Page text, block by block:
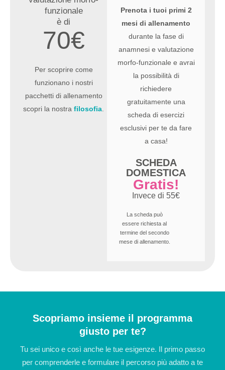
funzionale
è di
70€
Per scoprire come
funzionano i nostri
pacchetti di allenamento
scopri la nostrafilosofia
Prenota i tuoi primi 2
mesi di allenamento
durante la fase di
anamnesi e valutazione
morfo-funzionale e avrai
la possibilità di
richiedere
gratuitamente una
scheda di esercizi
esclusivi per te da fare
a casa!
SCHEDA
DOMESTICA
Gratis!
Invece di 55€
La scheda può
essere richiesta al
termine del secondo
mese di allenamento.
Scopriamo insieme il programma
giusto per te?
Tu sei unico e così anche le tue esigenze. Il primo passo
per comprenderle e formulare il percorso più adatto a te